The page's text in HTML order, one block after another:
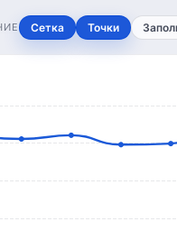
Сетка Точки